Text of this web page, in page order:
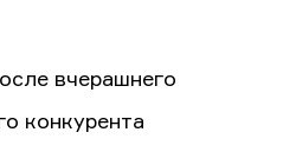
вчерашнего
конкурента